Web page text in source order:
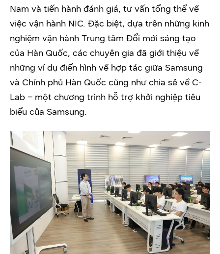
Nam và tiến hành đánh giá, tư vấn tổng thể về
việc vận hành NIC. Đặc biệt, dựa trên những kinh
nghiệm vận hành Trung tâm Đổi mới sáng tạo
của Hàn Quốc, các chuyên gia đã giới thiệu về
những ví dụ điển hình về hợp tác giữa Samsung
và Chính phủ Hàn Quốc cũng như chia sẻ về C-
Lab – một chương trình hỗ trợ khởi nghiệp tiêu
biểu của Samsung.